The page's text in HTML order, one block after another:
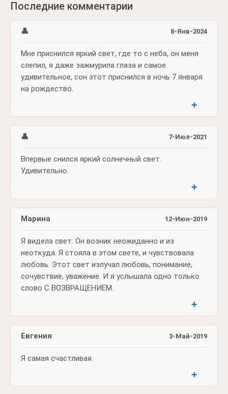
Последние комментарии
8-Янв-2024
👤
Мне приснился яркий свет, где то с неба, он меня
слепил, я даже зажмурила глаза и самое
удивительное, сон этот приснился в ночь 7 января
на рождество.
➕
7-Июл-2021
👤
Впервые снился яркий солнечный свет.
Удивительно.
➕
12-Июн-2019
Марина
Я видела свет. Он возник неожиданно и из
неоткуда. Я стояла в этом свете, и чувствовала
любовь. Этот свет излучал любовь, понимание,
сочувствие, уважение. И я услышала одно только
слово С ВОЗВРАЩЕНИЕМ.
➕
3-Май-2019
Евгения
Я самая счастливая
➕